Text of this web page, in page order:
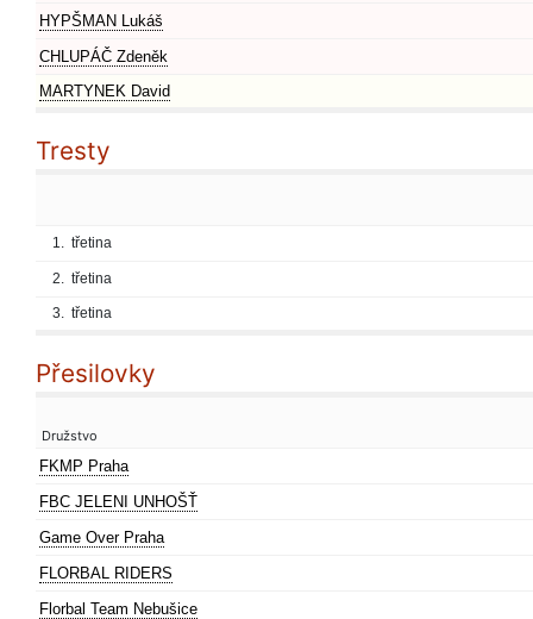
HYPŠMAN Lukáš
CHLUPÁČ Zdeněk
MARTYNEK David
Tresty
1. třetina
2. třetina
3. třetina
Přesilovky
Družstvo
FKMP Praha
FBC JELENI UNHOŠŤ
Game Over Praha
FLORBAL RIDERS
Florbal Team Nebušice